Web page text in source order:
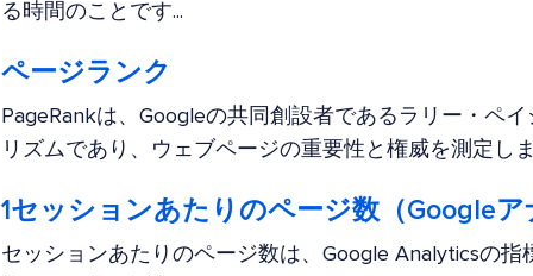
る時間のことです...
ページランク
PageRankは、Googleの共同創設者であるラリー・ペ
リズムであり、ウェブページの重要性と権威を測定し
1セッションあたりのページ数（Googleア
セッションあたりのページ数は、Google Analyticsの